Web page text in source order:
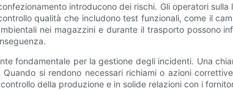
introducono dei rischi. Gli operatori
qualità che includono test funzionali, come il
nei magazzini e durante il trasporto possono
fondamentale per la gestione degli incidenti. Una
si rendono necessari richiami o azioni
della produzione e in solide relazioni con i